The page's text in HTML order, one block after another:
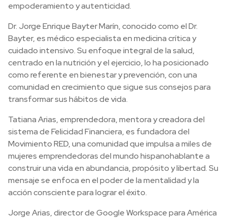
empoderamiento y autenticidad.
Dr. Jorge Enrique Bayter Marín, conocido como el Dr.
Bayter, es médico especialista en medicina crítica y
cuidado intensivo. Su enfoque integral de la salud,
centrado en la nutrición y el ejercicio, lo ha posicionado
como referente en bienestar y prevención, con una
comunidad en crecimiento que sigue sus consejos para
transformar sus hábitos de vida.
Tatiana Arias, emprendedora, mentora y creadora del
sistema de Felicidad Financiera, es fundadora del
Movimiento RED, una comunidad que impulsa a miles de
mujeres emprendedoras del mundo hispanohablante a
construir una vida en abundancia, propósito y libertad. Su
mensaje se enfoca en el poder de la mentalidad y la
acción consciente para lograr el éxito.
Jorge Arias, director de Google Workspace para América